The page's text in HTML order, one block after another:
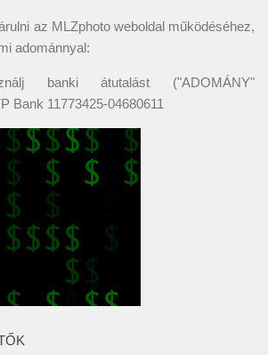
az MLZphoto weboldal működéséhez,
adománnyal:
banki átutalást ("ADOMÁNY"
Bank 11773425-04680611